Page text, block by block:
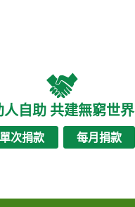
人自助 共建無窮世界
單次捐款 每月捐款